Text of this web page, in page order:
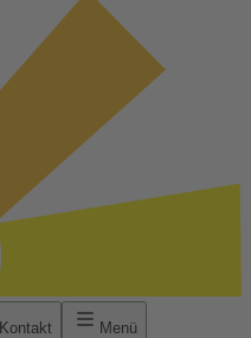
Kontakt Menü